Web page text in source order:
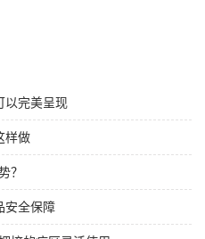
以完美呈现
样做
？
安全保障